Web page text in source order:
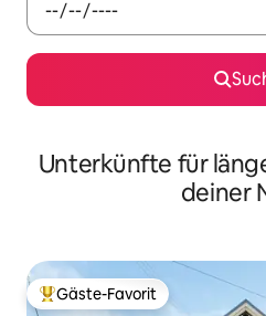
Unterkünfte für
deiner
Beliebter Gäste-Favorit.
Gäste-Favorit